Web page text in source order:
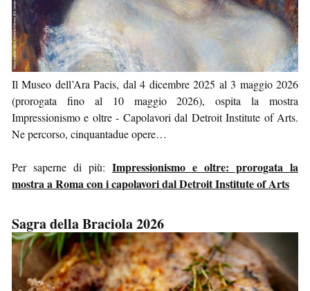
Il Museo dell’Ara Pacis, dal 4 dicembre 2025 al 3 maggio 2026
(prorogata fino al 10 maggio 2026), ospita la mostra
Impressionismo e oltre - Capolavori dal Detroit Institute of Arts.
Ne percorso, cinquantadue opere…
Per saperne di più: Impressionismo e oltre: prorogata la
mostra a Roma con i capolavori dal Detroit Institute of Arts
Sagra della Braciola 2026